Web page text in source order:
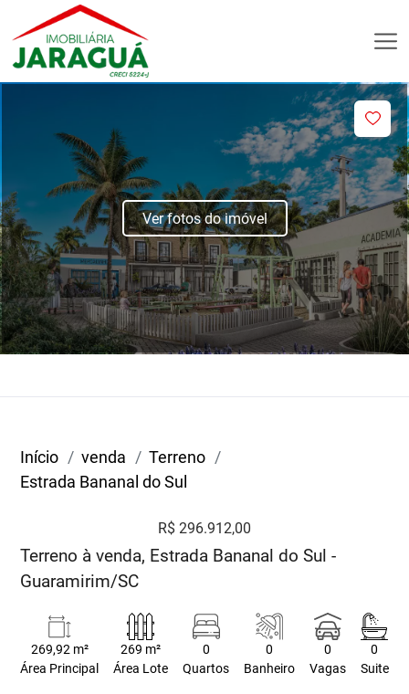
Ver fotos do imóvel
Início venda
Terreno
Estrada Bananal do Sul
R$ 296.912,00
Terreno à venda, Estrada Bananal do Sul -
Guaramirim/SC
269,92 m²
Área Principal
269 m²
Área Lote
0
Quartos
0
Banheiro
0
Vagas
0
Suite